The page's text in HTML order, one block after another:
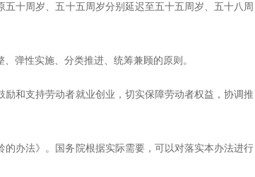
十周岁、五十五周岁分别延迟至五十五周岁、五十八周
弹性实施、分类推进、统筹兼顾的原则。
和支持劳动者就业创业，切实保障劳动者权益，协调推
办法》。国务院根据实际需要，可以对落实本办法进行